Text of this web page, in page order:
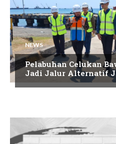
NEWS
Pelabuhan Celukan
Jadi Jalur Alternatif